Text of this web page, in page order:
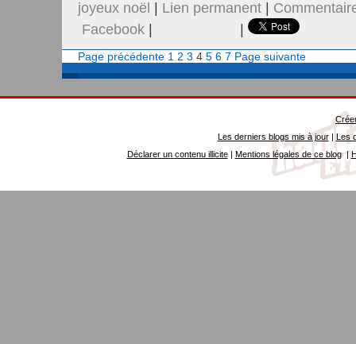
joyeux noël Lien permanent
Facebook
Page précédente 1 2 3 4 5 6 7 Page suivante
Les derniers blogs mis à jour| Les
Déclarer un contenu illicite| Mentions légales de ce blog|